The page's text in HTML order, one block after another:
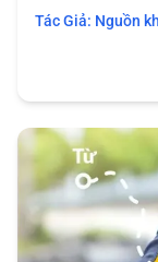
Tác Giả: Nguồn